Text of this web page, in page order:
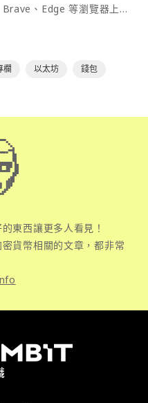
、Edge 等瀏覽器上作
上非常方便。
欄 以太坊 錢包
東西讓更多人看見！
貨幣相關的文章，都非常